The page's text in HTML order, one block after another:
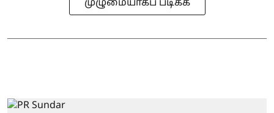
முழுமையாகப் படிக்க